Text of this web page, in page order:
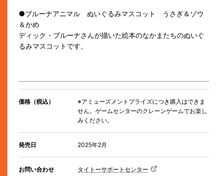
●ブルーナアニマル ぬいぐるみマスコット うさぎ＆ゾウ
＆かめ
ディック・ブルーナさんが描いた絵本のなかまたちのぬいぐ
るみマスコットです。
価格（税込）
※アミューズメントプライズにつき購入はできま
せん。ゲームセンターのクレーンゲームでお楽し
みください。
発売日 2025年2月
お問い合わせ
タイトーサポートセンター